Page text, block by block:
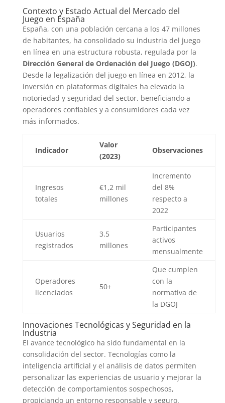
Contexto y Estado Actual del Mercado del
Juego en España
España, con una población cercana a los 47 millones
de habitantes, ha consolidado su industria del juego
en línea en una estructura robusta, regulada por la
Dirección General de Ordenación del Juego (DGOJ).
Desde la legalización del juego en línea en 2012, la
inversión en plataformas digitales ha elevado la
notoriedad y seguridad del sector, beneficiando a
operadores confiables y a consumidores cada vez
más informados.
Indicador
Valor
(2023)
Observaciones
Ingresos
totales
€1,2 mil
millones
Incremento
del 8%
respecto a
2022
Usuarios
registrados
3.5
millones
Participantes
activos
mensualmente
Operadores
licenciados
50+
Que cumplen
con la
normativa de
la DGOJ
Innovaciones Tecnológicas y Seguridad en la
Industria
El avance tecnológico ha sido fundamental en la
consolidación del sector. Tecnologías como la
inteligencia artificial y el análisis de datos permiten
personalizar las experiencias de usuario y mejorar la
detección de comportamientos sospechosos,
propiciando un entorno responsable y seguro.